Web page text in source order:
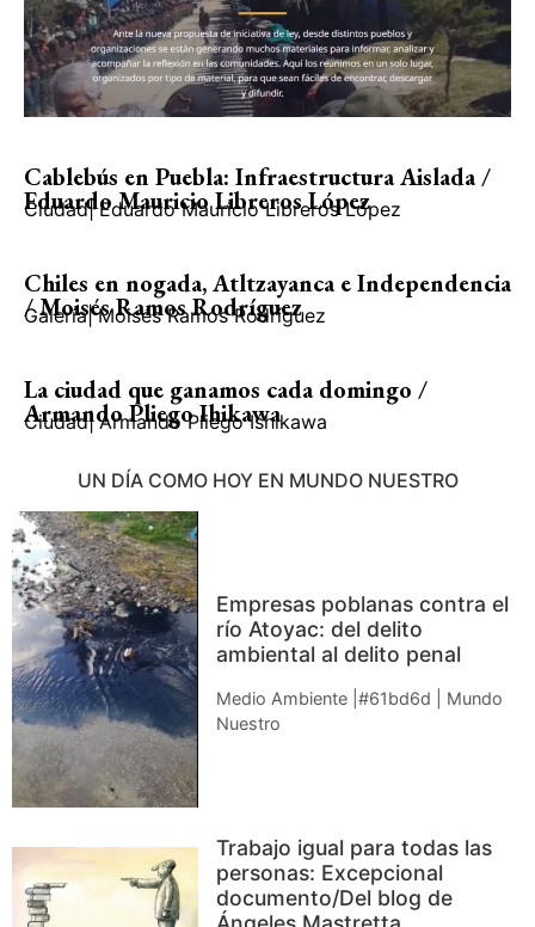
Cablebús en Puebla: Infraestructura Aislada /
Eduardo Mauricio Libreros López
Ciudad| Eduardo Mauricio Libreros López
Chiles en nogada, Atltzayanca e Independencia
/ Moisés Ramos Rodríguez
Galería| Moisés Ramos Rodríguez
La ciudad que ganamos cada domingo /
Armando Pliego Ihikawa
Ciudad| Armando Pliego Ishikawa
UN DÍA COMO HOY EN MUNDO NUESTRO
Empresas poblanas contra el
río Atoyac: del delito
ambiental al delito penal
Medio Ambiente |#61bd6d | Mundo
Nuestro
Trabajo igual para todas las
personas: Excepcional
documento/Del blog de